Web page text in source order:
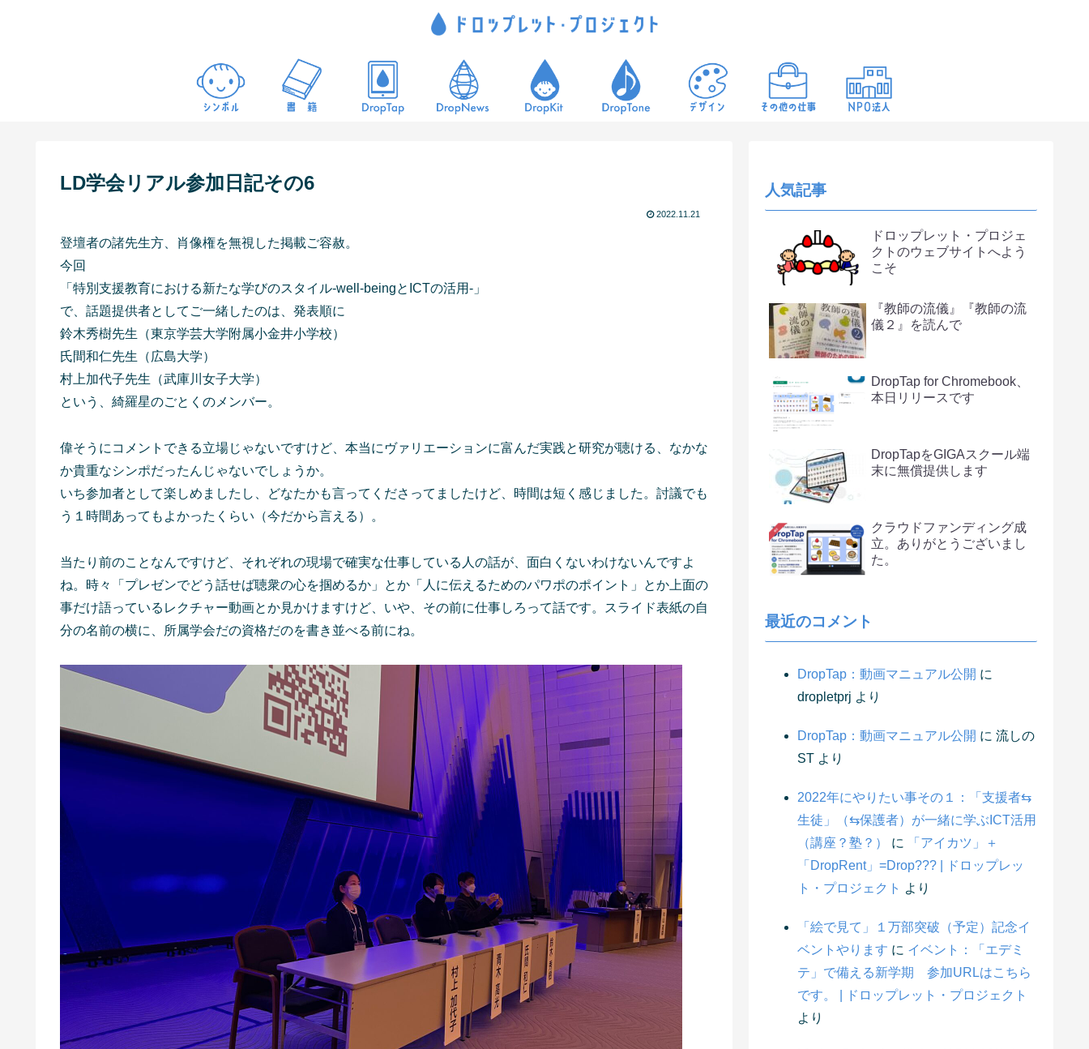
LD学会リアル参加日記その6
2022.11.21
登壇者の諸先生方、肖像権を無視した掲載ご容赦。
今回
「特別支援教育における新たな学びのスタイル-well-beingとICTの活用-」
で、話題提供者としてご一緒したのは、発表順に
鈴木秀樹先生（東京学芸大学附属小金井小学校）
氏間和仁先生（広島大学）
村上加代子先生（武庫川女子大学）
という、綺羅星のごとくのメンバー。
偉そうにコメントできる立場じゃないですけど、本当にヴァリエーションに富んだ実践と研究が聴ける、なかな
か貴重なシンポだったんじゃないでしょうか。
いち参加者として楽しめましたし、どなたかも言ってくださってましたけど、時間は短く感じました。討議でも
う１時間あってもよかったくらい（今だから言える）。
当たり前のことなんですけど、それぞれの現場で確実な仕事している人の話が、面白くないわけないんですよ
ね。時々「プレゼンでどう話せば聴衆の心を掴めるか」とか「人に伝えるためのパワポのポイント」とか上面の
事だけ語っているレクチャー動画とか見かけますけど、いや、その前に仕事しろって話です。スライド表紙の自
分の名前の横に、所属学会だの資格だのを書き並べる前にね。
人気記事
ドロップレット・プロジェ
クトのウェブサイトへよう
こそ
『教師の流儀』『教師の流
儀２』を読んで
DropTap for Chromebook、
本日リリースです
DropTapをGIGAスクール端
末に無償提供します
クラウドファンディング成
立。ありがとうございまし
た。
最近のコメント
DropTap：動画マニュアル公開 に
dropletprj より
DropTap：動画マニュアル公開 に 流しの
ST より
2022年にやりたい事その１：「支援者⇆
生徒」（⇆保護者）が一緒に学ぶICT活用
（講座？塾？）
に
「アイカツ」＋
「DropRent」=Drop??? | ドロップレッ
ト・プロジェクト より
「絵で見て」１万部突破（予定）記念イ
ベントやります に イベント：「エデミ
テ」で備える新学期 参加URLはこちら
です。 | ドロップレット・プロジェクト
より